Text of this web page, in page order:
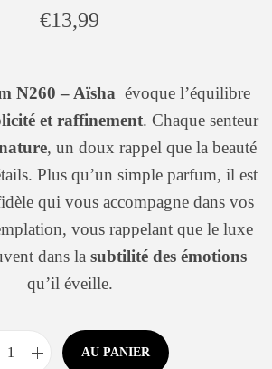
€13,99
N260 – Aïsha évoque l’équilibre
et raffinement. Chaque senteur
, un doux rappel que la beauté
Plus qu’un simple parfum, il est
qui vous accompagne dans vos
vous rappelant que le luxe
dans la subtilité des émotions
qu’il éveille.
AU PANIER